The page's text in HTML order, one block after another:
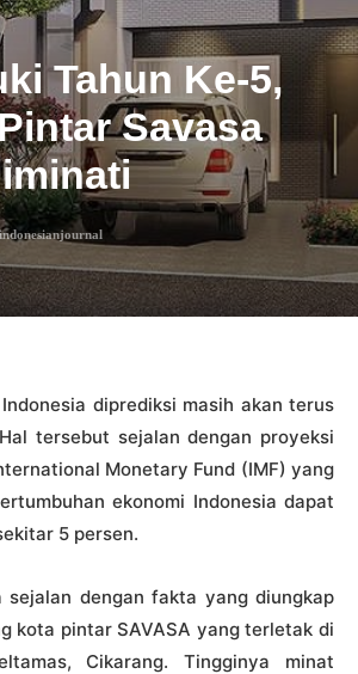
Tahun Ke-5,
Savasa
indonesianjournal
diprediksi masih akan terus
tersebut sejalan dengan proyeksi
Monetary Fund (IMF) yang
ekonomi Indonesia dapat
5 persen.
sejalan dengan fakta yang diungkap
kota pintar SAVASA yang terletak di
Cikarang. Tingginya minat